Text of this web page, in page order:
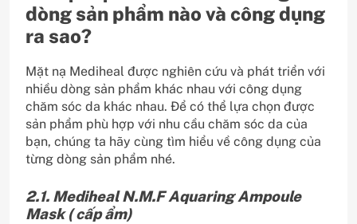
dòng sản phẩm nào và công dụng
ra sao?
Mặt nạ Mediheal được nghiên cứu và phát triển với
nhiều dòng sản phẩm khác nhau với công dụng
chăm sóc da khác nhau. Để có thể lựa chọn được
sản phẩm phù hợp với nhu cầu chăm sóc da của
bạn, chúng ta hãy cùng tìm hiểu về công dụng của
từng dòng sản phẩm nhé.
2.1. Mediheal N.M.F Aquaring Ampoule
Mask ( cấp ẩm)